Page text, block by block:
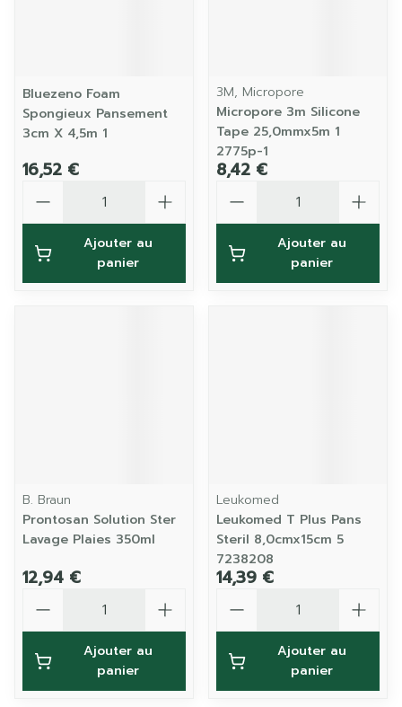
Bluezeno Foam
Spongieux Pansement
3cm X 4,5m 1
16,52 €
Ajouter au
panier
3M, Micropore
Micropore 3m Silicone
Tape 25,0mmx5m 1
2775p-1
8,42 €
Ajouter au
panier
B. Braun
Prontosan Solution Ster
Lavage Plaies 350ml
12,94 €
Ajouter au
panier
Leukomed
Leukomed T Plus Pans
Steril 8,0cmx15cm 5
7238208
14,39 €
Ajouter au
panier